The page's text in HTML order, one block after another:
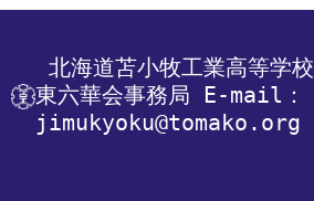
北海道苫小牧工業高等学校
東六華会事務局 E-mail：
jimukyoku@tomako.org